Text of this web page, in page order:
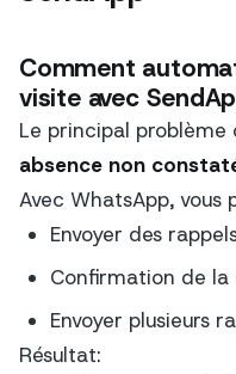
Comment
visite avec
Le principal problème
absence non
Avec WhatsApp, vous
Envoyer des
Confirmation de
Envoyer plusieurs
Résultat: